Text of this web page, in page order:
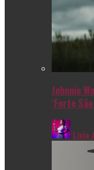
Johnnie
‘Forte
Livia